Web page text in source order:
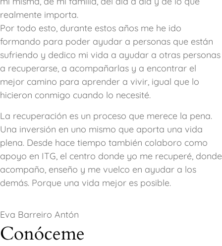
realmente importa.
Por todo esto, durante estos años me he ido
formando para poder ayudar a personas que están
sufriendo y dedico mi vida a ayudar a otras personas
a recuperarse, a acompañarlas y a encontrar el
mejor camino para aprender a vivir, igual que lo
hicieron conmigo cuando lo necesité.
La recuperación es un proceso que merece la pena.
Una inversión en uno mismo que aporta una vida
plena. Desde hace tiempo también colaboro como
apoyo en ITG, el centro donde yo me recuperé, donde
acompaño, enseño y me vuelco en ayudar a los
demás. Porque una vida mejor es posible.
Eva Barreiro Antón
Conóceme